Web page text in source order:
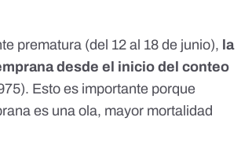
prematura (del 12 al 18 de junio), la
desde el inicio del conteo
Esto es importante porque
es una ola, mayor mortalidad